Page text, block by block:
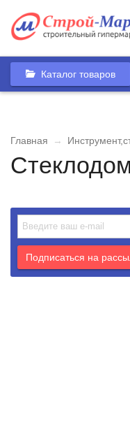
Каталог товаров
Главная →